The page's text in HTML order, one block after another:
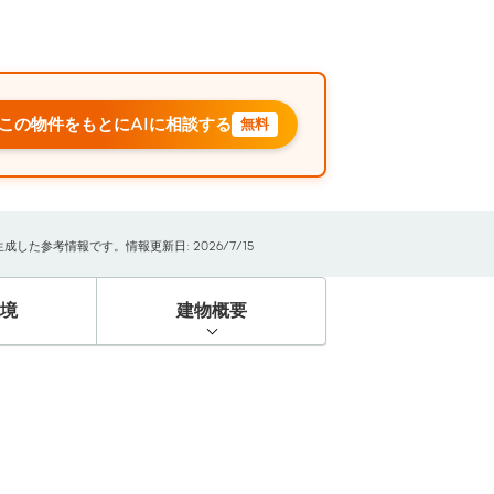
の物件をもとにAIに相談する 無料
した参考情報です。情報更新日: 2026/7/15
建物概要